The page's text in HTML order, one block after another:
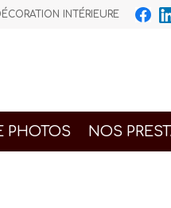
INTÉRIEURE
PHOTOS NOS